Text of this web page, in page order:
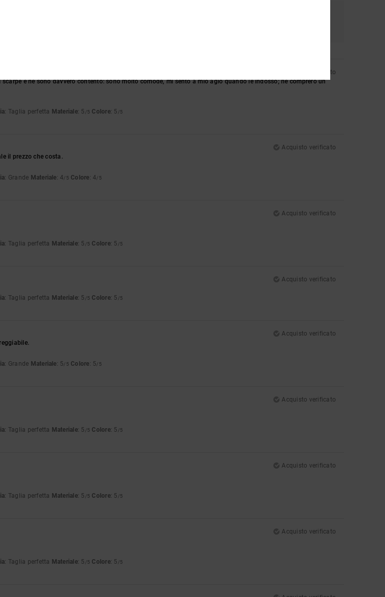
Acquisto verificato
e ne sono davvero contento: sono molto comode, mi sento a mio agio quando le indosso; ne comprerò un
: Taglia perfetta Materiale: 5 /5 Colore: 5 /5
Acquisto verificato
il prezzo che costa.
: Grande Materiale: 4/5 Colore: 4/5
Acquisto verificato
: Taglia perfetta Materiale: 5 /5 Colore: 5 /5
Acquisto verificato
: Taglia perfetta Materiale: 5 /5 Colore: 5 /5
Acquisto verificato
: Grande Materiale: 5/5 Colore: 5/5
Acquisto verificato
: Taglia perfetta Materiale: 5 /5 Colore: 5 /5
Acquisto verificato
: Taglia perfetta Materiale: 5 /5 Colore: 5 /5
Acquisto verificato
: Taglia perfetta Materiale: 5 /5 Colore: 5 /5